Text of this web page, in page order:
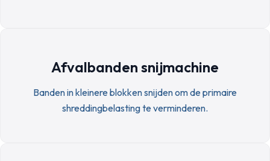
Afvalbanden snijmachine
Banden in kleinere blokken snijden om de primaire
shreddingbelasting te verminderen.